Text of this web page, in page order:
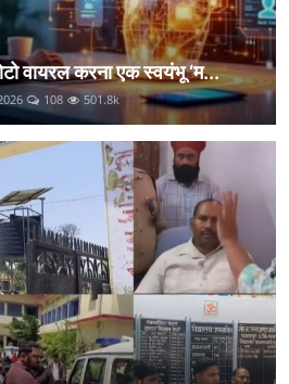
वायरल करना एक स्वयंभू ‘म...
108 501.8k